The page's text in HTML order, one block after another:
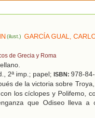
(ilust.) GARCÍA GUAL,
de Grecia y Roma
2ª imp.; papel; ISBN: 978-
de la victoria sobre
los cíclopes y Polifemo,
que Odiseo lleva a